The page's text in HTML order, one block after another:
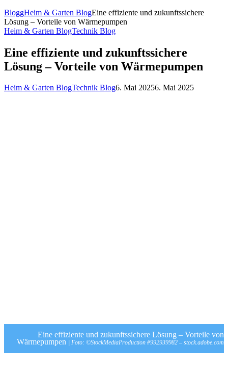
BloggHeim & Garten BlogEine effiziente und zukunftssichere
Lösung – Vorteile von Wärmepumpen
Heim & Garten BlogTechnik Blog
Eine effiziente und zukunftssichere
Lösung – Vorteile von Wärmepumpen
Heim & Garten BlogTechnik Blog6. Mai 20256. Mai 2025
Eine effiziente und zukunftssichere Lösung – Vorteile von
Wärmepumpen
| Foto: ©StockMediaProduction #992939982 – stock.adobe.com